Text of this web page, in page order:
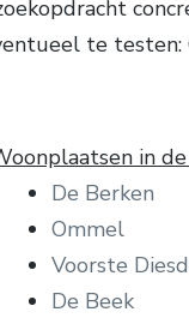
te
in
De Berken
Ommel
Voorste
De Beek